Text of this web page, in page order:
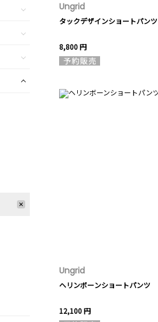
Ungrid
タックデザインショートパンツ
8,800 円
Ungrid
ヘリンボーンショートパンツ
12,100 円